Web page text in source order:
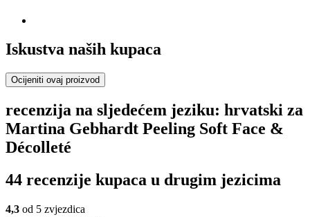
Iskustva naših kupaca
Ocijeniti ovaj proizvod
recenzija na sljedećem jeziku: hrvatski za
Martina Gebhardt Peeling Soft Face &
Décolleté
44 recenzije kupaca u drugim jezicima
4,3 od 5 zvjezdica